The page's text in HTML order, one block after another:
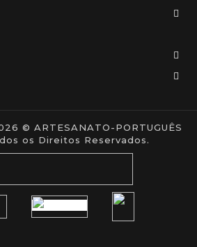
© ARTESANATO-PORTUGUÊS
os Direitos Reservados.